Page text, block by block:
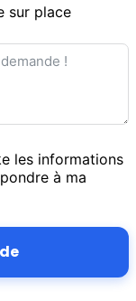
sur place
les informations
à ma